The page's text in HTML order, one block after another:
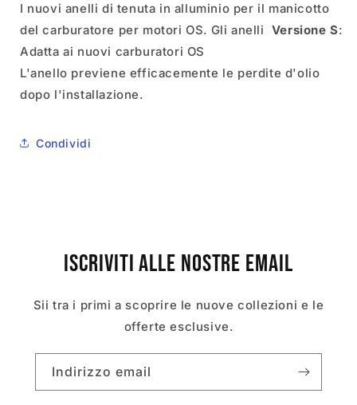
B
B
I nuovi anelli di tenuta in alluminio per il manicotto
del carburatore per motori OS. Gli anelli Versione S:
Adatta ai nuovi carburatori OS
L'anello previene efficacemente le perdite d'olio
dopo l'installazione.
Condividi
Iscriviti alle nostre email
Sii tra i primi a scoprire le nuove collezioni e le
offerte esclusive.
Indirizzo email